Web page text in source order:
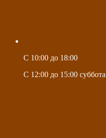
C 10:00 до 18:00
C 12:00 до 15:00 суббота